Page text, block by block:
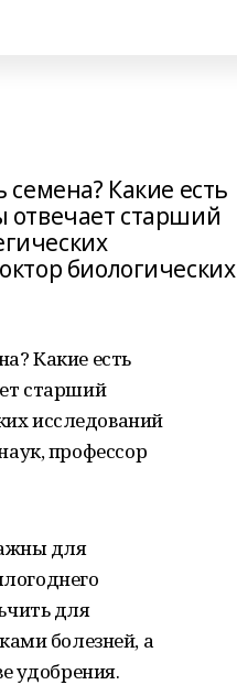
семена? Какие есть
отвечает старший
биологических
Какие есть
старший
исследований
профессор
для
для
болезней, а
удобрения.